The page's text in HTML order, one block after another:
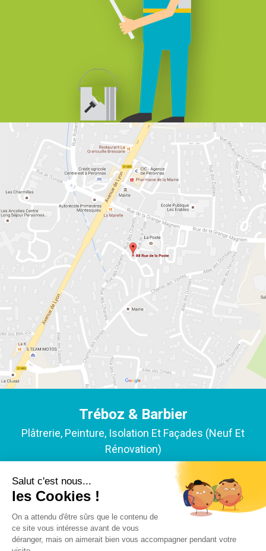
Tréboz & Barbier
Plâtrerie, Peinture, Isolation Et Façades (neuf Et
Rénovation)
ACCUEIL NOTRE EXPERTISE
NOS RÉALISATIONS
Y-PROXIMITÉ
MENTIONS LÉGALES